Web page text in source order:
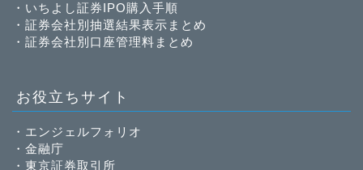
・ いちよし証券IPO購入手順
・ 証券会社別抽選結果表示まとめ
・ 証券会社別口座管理料まとめ
お役立ちサイト
・ エンジェルフォリオ
・ 金融庁
・ 東京証券取引所